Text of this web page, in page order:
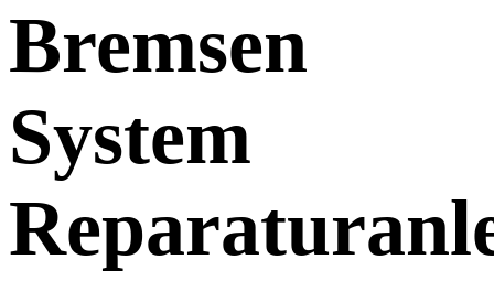
Bremsen
System